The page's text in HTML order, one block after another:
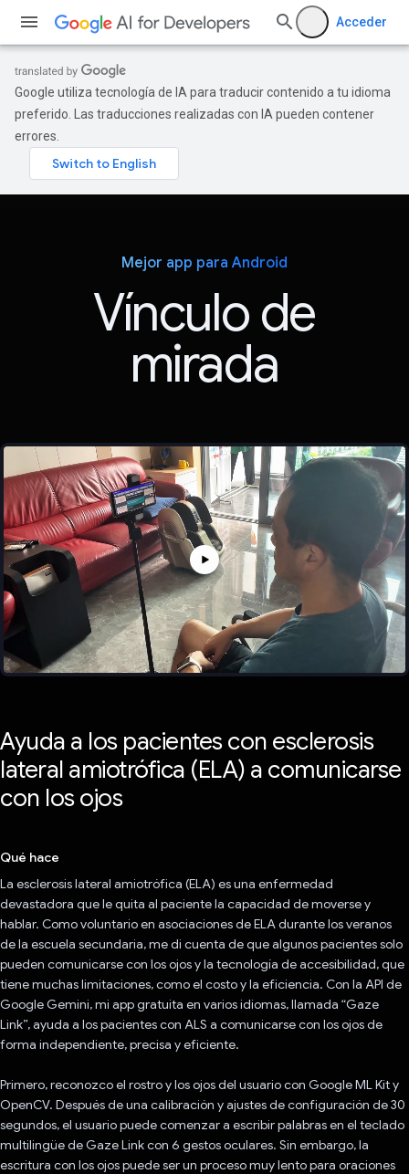
Acceder
Google utiliza tecnología de IA para traducir contenido a tu idioma
preferido. Las traducciones realizadas con IA pueden contener
errores.
Mejor app para Android
Vínculo de
mirada
Ayuda a los pacientes con esclerosis
lateral amiotrófica (ELA) a comunicarse
con los ojos
Qué hace
La esclerosis lateral amiotrófica (ELA) es una enfermedad
devastadora que le quita al paciente la capacidad de moverse y
hablar. Como voluntario en asociaciones de ELA durante los veranos
de la escuela secundaria, me di cuenta de que algunos pacientes solo
pueden comunicarse con los ojos y la tecnología de accesibilidad, que
tiene muchas limitaciones, como el costo y la eficiencia. Con la API de
Google Gemini, mi app gratuita en varios idiomas, llamada “Gaze
Link”, ayuda a los pacientes con ALS a comunicarse con los ojos de
forma independiente, precisa y eficiente.
Primero, reconozco el rostro y los ojos del usuario con Google ML Kit y
OpenCV. Después de una calibración y ajustes de configuración de 30
segundos, el usuario puede comenzar a escribir palabras en el teclado
multilingüe de Gaze Link con 6 gestos oculares. Sin embargo, la
escritura con los ojos puede ser un proceso muy lento para oraciones